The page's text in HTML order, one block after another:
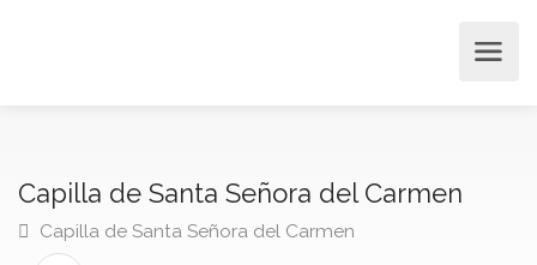
Capilla de Santa Señora del Carmen
Capilla de Santa Señora del Carmen